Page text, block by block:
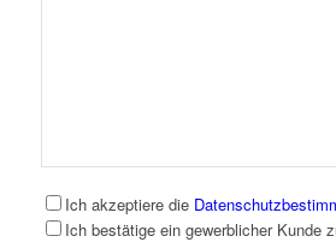
Ich akzeptiere die
Ich bestätige ein gewerblicher Kunde